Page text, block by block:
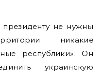
не нужны
никакие
республики». Он
украинскую